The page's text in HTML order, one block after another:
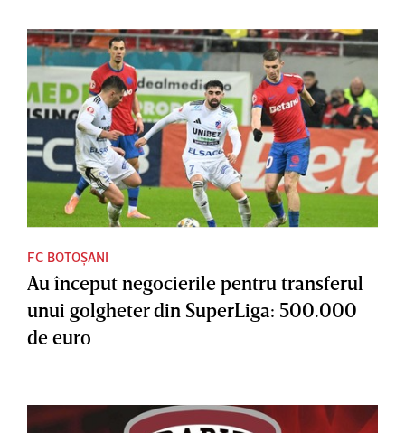
FC BOTOȘANI
Au început negocierile pentru transferul
unui golgheter din SuperLiga: 500.000
de euro